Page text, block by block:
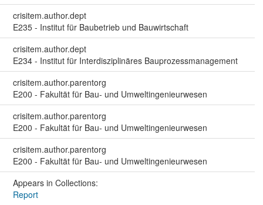
crisitem.author.dept
E235 - Institut für Baubetrieb und Bauwirtschaft
crisitem.author.dept
E234 - Institut für Interdisziplinäres Bauprozessmanagement
crisitem.author.parentorg
E200 - Fakultät für Bau- und Umweltingenieurwesen
crisitem.author.parentorg
E200 - Fakultät für Bau- und Umweltingenieurwesen
crisitem.author.parentorg
E200 - Fakultät für Bau- und Umweltingenieurwesen
Appears in Collections:
Report